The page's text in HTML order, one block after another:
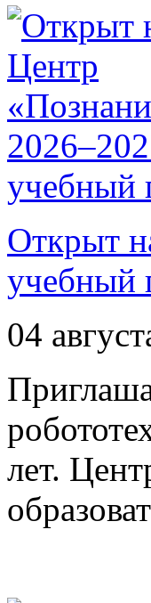
Открыт
учебный
04
лет.